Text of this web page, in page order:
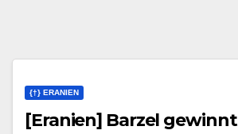
{†} ERANIEN
[Eranien] Barzel gewinnt